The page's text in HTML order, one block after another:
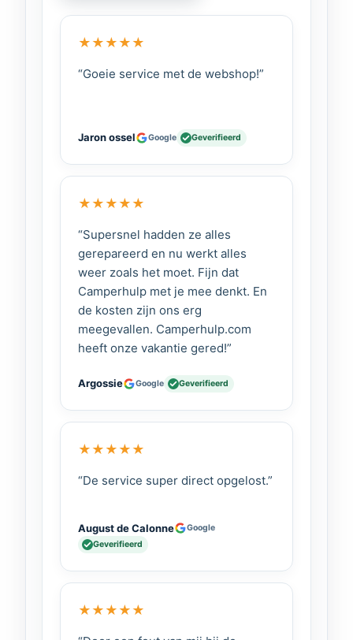
combinatie met een T-splitter.
De PTS 230-25 beschikt ook over een
Automatisch starten van een
aggregaat
Schakelen van een inverter
Genereren van een
Toepassingen Xenteq
Omschakelautomaat 10A of
25A:
Netspanning ↔ inverter
Netspanning ↔ aggregaat
Kies voor de PTS Omschakelautomaat
en zorg voor een veilige, slimme en
betrouwbare stroomvoorziening in elke
situatie.
Gebruiksaanwijzing Xenteq
Afmetingen Download bestand
Xenteq
Xenteq
Omschakelautomaat
★ ★ ★ ★ ★
“Goeie service met de webshop!”
Jaron ossel Google Geverifieerd
★ ★ ★ ★ ★
“Supersnel hadden ze alles
gerepareerd en nu werkt alles
weer zoals het moet. Fijn dat
Camperhulp met je mee denkt. En
de kosten zijn ons erg
meegevallen. Camperhulp.com
heeft onze vakantie gered!”
Argossie Google Geverifieerd
★ ★ ★ ★ ★
“De service super direct opgelost.”
August de Calonne
Google
Geverifieerd
★ ★ ★ ★ ★